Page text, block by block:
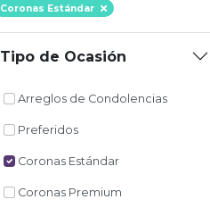
Coronas Estándar
Tipo de Ocasión
Arreglos de Condolencias
Preferidos
Coronas Estándar
Coronas Premium